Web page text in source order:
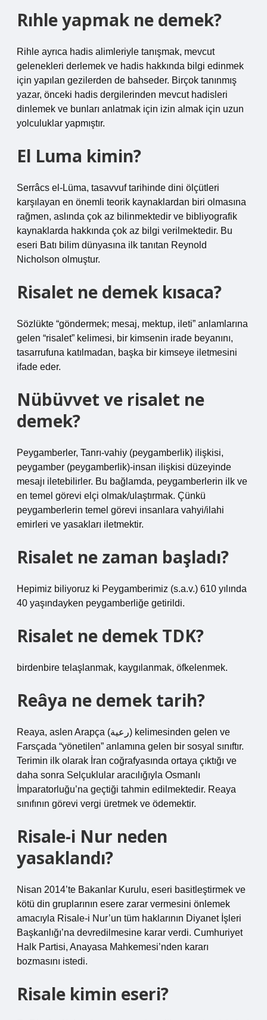
Rıhle yapmak ne demek?
Rihle ayrıca hadis alimleriyle tanışmak, mevcut
gelenekleri derlemek ve hadis hakkında bilgi edinmek
için yapılan gezilerden de bahseder. Birçok tanınmış
yazar, önceki hadis dergilerinden mevcut hadisleri
dinlemek ve bunları anlatmak için izin almak için uzun
yolculuklar yapmıştır.
El Luma kimin?
Serrâcs el-Lüma, tasavvuf tarihinde dini ölçütleri
karşılayan en önemli teorik kaynaklardan biri olmasına
rağmen, aslında çok az bilinmektedir ve bibliyografik
kaynaklarda hakkında çok az bilgi verilmektedir. Bu
eseri Batı bilim dünyasına ilk tanıtan Reynold
Nicholson olmuştur.
Risalet ne demek kısaca?
Sözlükte “göndermek; mesaj, mektup, ileti” anlamlarına
gelen “risalet” kelimesi, bir kimsenin irade beyanını,
tasarrufuna katılmadan, başka bir kimseye iletmesini
ifade eder.
Nübüvvet ve risalet ne
demek?
Peygamberler, Tanrı-vahiy (peygamberlik) ilişkisi,
peygamber (peygamberlik)-insan ilişkisi düzeyinde
mesajı iletebilirler. Bu bağlamda, peygamberlerin ilk ve
en temel görevi elçi olmak/ulaştırmak. Çünkü
peygamberlerin temel görevi insanlara vahyi/ilahi
emirleri ve yasakları iletmektir.
Risalet ne zaman başladı?
Hepimiz biliyoruz ki Peygamberimiz (s.a.v.) 610 yılında
40 yaşındayken peygamberliğe getirildi.
Risalet ne demek TDK?
birdenbire telaşlanmak, kaygılanmak, öfkelenmek.
Reâya ne demek tarih?
Reaya, aslen Arapça (رعية) kelimesinden gelen ve
Farsçada “yönetilen” anlamına gelen bir sosyal sınıftır.
Terimin ilk olarak İran coğrafyasında ortaya çıktığı ve
daha sonra Selçuklular aracılığıyla Osmanlı
İmparatorluğu’na geçtiği tahmin edilmektedir. Reaya
sınıfının görevi vergi üretmek ve ödemektir.
Risale-i Nur neden
yasaklandı?
Nisan 2014’te Bakanlar Kurulu, eseri basitleştirmek ve
kötü din gruplarının esere zarar vermesini önlemek
amacıyla Risale-i Nur’un tüm haklarının Diyanet İşleri
Başkanlığı’na devredilmesine karar verdi. Cumhuriyet
Halk Partisi, Anayasa Mahkemesi’nden kararı
bozmasını istedi.
Risale kimin eseri?